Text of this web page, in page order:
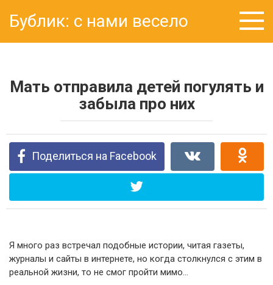
контенту
Бублик: с нами весело
Мать отправила детей погулять и
забыла про них
Поделиться на Facebook
Я много раз встречал подобные истории, читая газеты,
журналы и сайты в интернете, но когда столкнулся с этим в
реальной жизни, то не смог пройти мимо…